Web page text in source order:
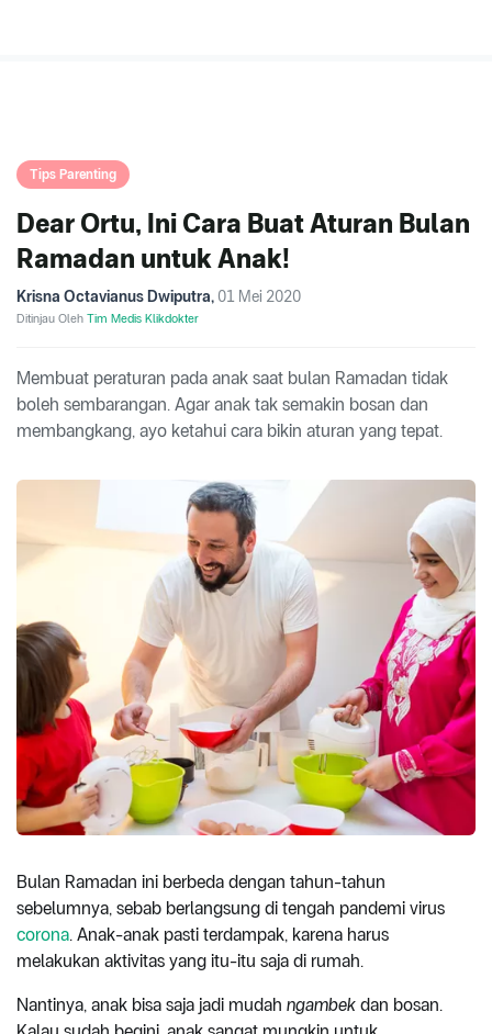
Tips Parenting
Dear Ortu, Ini Cara Buat Aturan Bulan
Ramadan untuk Anak!
Krisna Octavianus Dwiputra, 01 Mei 2020
Ditinjau Oleh Tim Medis Klikdokter
Membuat peraturan pada anak saat bulan Ramadan tidak
boleh sembarangan. Agar anak tak semakin bosan dan
membangkang, ayo ketahui cara bikin aturan yang tepat.
Bulan Ramadan ini berbeda dengan tahun-tahun
sebelumnya, sebab berlangsung di tengah pandemi virus
corona. Anak-anak pasti terdampak, karena harus
melakukan aktivitas yang itu-itu saja di rumah.
Nantinya, anak bisa saja jadi mudah ngambek dan bosan.